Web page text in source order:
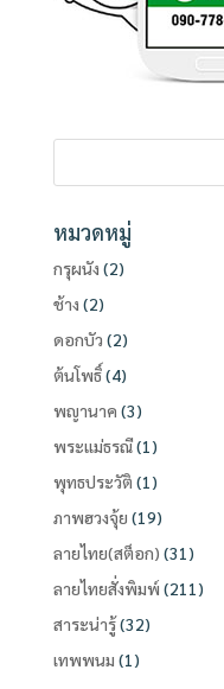
หมวดหมู่
กรุผนัง (2)
ช้าง (2)
ดอกบัว (2)
ต้นโพธิ์(4)
พญานาค (3)
พระแม่ธรณี(1)
พุทธประวัติ (1)
ภาพฮวงจุ้ย (19)
ลายไทย(สต็อก) (31)
ลายไทยสั่งพิมพ์ (211)
สาระน่ารู้(32)
เทพพนม (1)